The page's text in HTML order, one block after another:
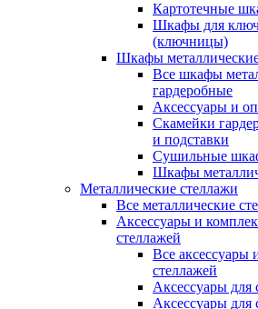
Картотечные
Шкафы для
(ключницы)
Шкафы
Все шкафы
гардеробные
Аксессуары и
Скамейки
и подставки
Сушильные
Шкафы
Металлические стеллажи
Все металлические
Аксессуары и
стеллажей
Все аксессуары
стеллажей
Аксессуары для
Аксессуары для